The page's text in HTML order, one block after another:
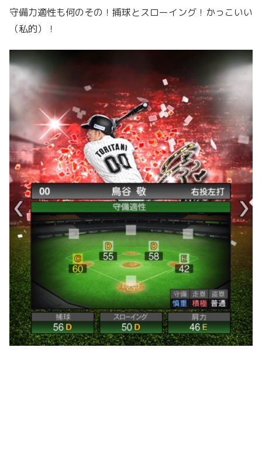
守備力適性も何のその！捕球とスローイング！かっこいい
（私的）！